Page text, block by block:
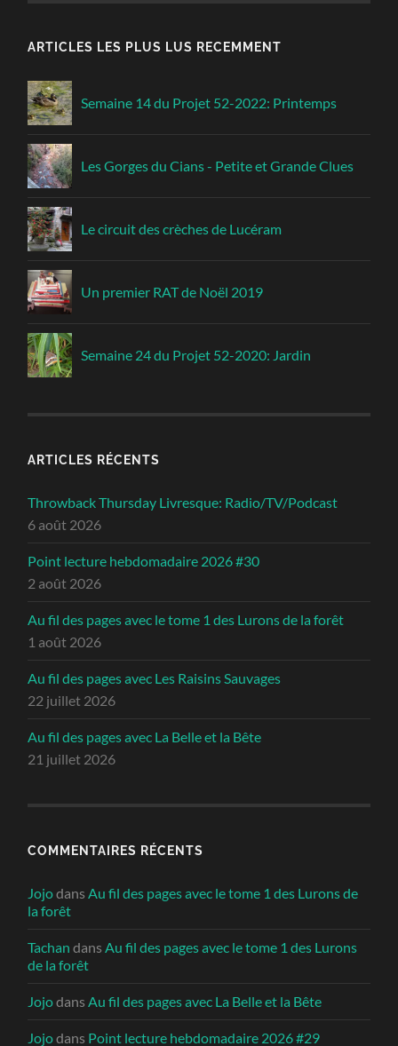
ARTICLES LES PLUS LUS RECEMMENT
Semaine 14 du Projet 52-2022: Printemps
Les Gorges du Cians - Petite et Grande Clues
Le circuit des crèches de Lucéram
Un premier RAT de Noël 2019
Semaine 24 du Projet 52-2020: Jardin
ARTICLES RÉCENTS
Throwback Thursday Livresque: Radio/TV/Podcast
6 août 2026
Point lecture hebdomadaire 2026 #30
2 août 2026
Au fil des pages avec le tome 1 des Lurons de la forêt
1 août 2026
Au fil des pages avec Les Raisins Sauvages
22 juillet 2026
Au fil des pages avec La Belle et la Bête
21 juillet 2026
COMMENTAIRES RÉCENTS
JojodansAu fil des pages avec le tome 1 des Lurons de
la forêt
Tachan dansAu fil des pages avec le tome 1 des Lurons
de la forêt
JojodansAu fil des pages avec La Belle et la Bête
Jojodans Point lecture hebdomadaire 2026 #29